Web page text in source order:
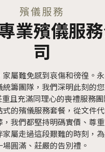
殯儀服務
業殯儀服
司
家屬難免感到哀傷和徬徨。
籌團隊，我們深明此刻的
且充滿同理心的喪禮服務
的殯儀服務套餐，從文件
我們都堅持明碼實價、尊
家屬走過這段艱難的時刻，
場圓滿、莊嚴的告別禮。